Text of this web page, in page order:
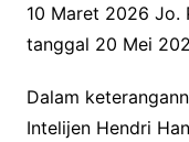
10 Maret 2026 Jo.
tanggal 20 Mei
Dalam
Intelijen Hendri